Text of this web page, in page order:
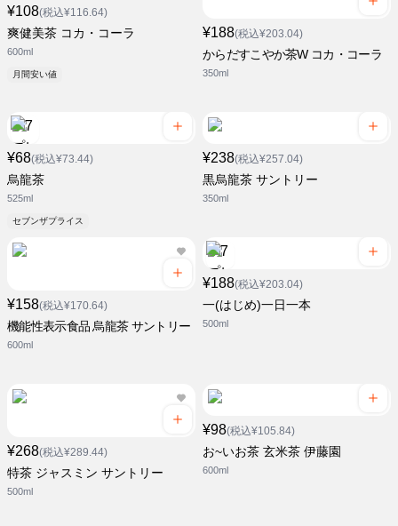
¥108(税込¥116.64)
爽健美茶 コカ・コーラ
600ml
月間安い値
¥188(税込¥203.04)
からだすこやか茶W コカ・コーラ
350ml
¥68(税込¥73.44)
烏龍茶
525ml
セブンザプライス
¥238(税込¥257.04)
黒烏龍茶 サントリー
350ml
¥158(税込¥170.64)
機能性表示食品 烏龍茶 サントリー
600ml
¥188(税込¥203.04)
一(はじめ)一日一本
500ml
¥268(税込¥289.44)
特茶 ジャスミン サントリー
500ml
¥98(税込¥105.84)
お~いお茶 玄米茶 伊藤園
600ml